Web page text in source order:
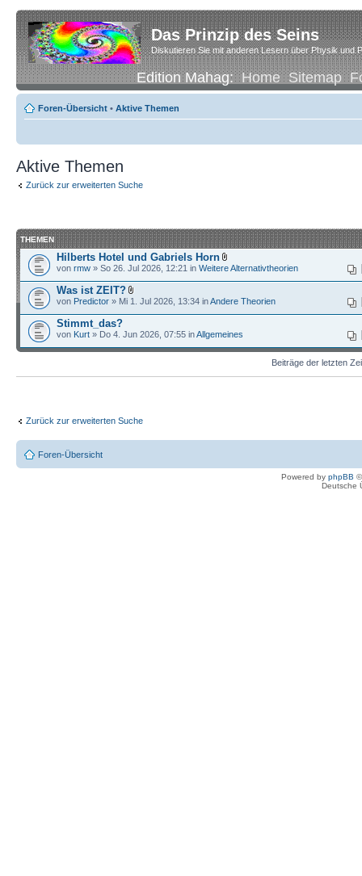
Das Prinzip des Seins
Diskutieren Sie mit anderen Lesern über Physik und
Edition Mahag:Home Sitemap
Foren-Übersicht • Aktive Themen
Aktive Themen
Zurück zur erweiterten Suche
THEMEN
Hilberts Hotel und Gabriels Horn
von rmw » So 26. Jul 2026, 12:21 in Weitere Alternativtheorien
Was ist ZEIT?
von Predictor » Mi 1. Jul 2026, 13:34 inAndere Theorien
Stimmt_das?
von Kurt » Do 4. Jun 2026, 07:55 inAllgemeines
Beiträge der letzten
Zurück zur erweiterten Suche
Foren-Übersicht
Powered by phpBB
Deutsche